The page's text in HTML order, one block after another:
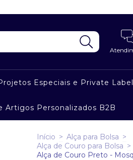
Especiais e Private Label
Artigos Personalizados B2B
Início > Alça para Bolsa >
Alça de Couro para Bolsa >
Alça de Couro Preto -